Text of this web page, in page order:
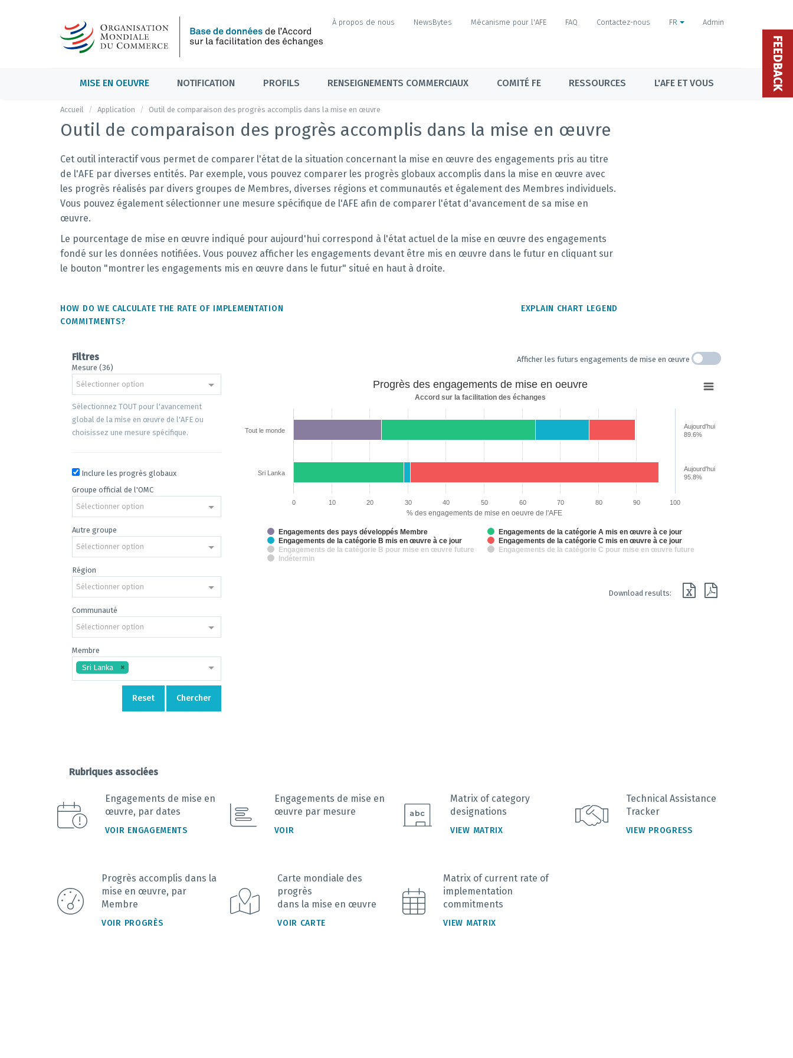
À propos de nous NewsBytes Mécanisme pour l'AFE FAQ Contactez-nous FR Admin
MISE EN OEUVRE NOTIFICATION PROFILS RENSEIGNEMENTS COMMERCIAUX COMITÉ FE RESSOURCES L'AFE ET VOUS
Accueil Application Outil de comparaison des progrès accomplis dans la mise en œuvre
Outil de comparaison des progrès accomplis dans la mise en œuvre
Cet outil interactif vous permet de comparer l'état de la situation concernant la mise en œuvre des engagements pris au titre
de l'AFE par diverses entités. Par exemple, vous pouvez comparer les progrès globaux accomplis dans la mise en œuvre avec
les progrès réalisés par divers groupes de Membres, diverses régions et communautés et également des Membres individuels.
Vous pouvez également sélectionner une mesure spécifique de l'AFE afin de comparer l'état d'avancement de sa mise en
œuvre.
Le pourcentage de mise en œuvre indiqué pour aujourd'hui correspond à l'état actuel de la mise en œuvre des engagements
fondé sur les données notifiées. Vous pouvez afficher les engagements devant être mis en œuvre dans le futur en cliquant sur
le bouton "montrer les engagements mis en œuvre dans le futur" situé en haut à droite.
HOW DO WE CALCULATE THE RATE OF IMPLEMENTATION
COMMITMENTS?
EXPLAIN CHART LEGEND
Filtres
Mesure (36)
Sélectionner option
Sélectionnez TOUT pour l'avancement
global de la mise en œuvre de l'AFE ou
choisissez une mesure spécifique.
Inclure les progrès globaux
Groupe official de l'OMC
Sélectionner option
Autre groupe
Sélectionner option
Région
Sélectionner option
Communauté
Sélectionner option
Membre
Sri Lanka
Reset Chercher
Afficher les futurs engagements de mise en œuvre
mise
Bar chart with 7 data series.
The chart has 2 X axes displaying categories and categories.
The chart has 1 Y axis displaying % des engagements de mise en oeuvre de l'AFE. Data ranges from 0 to 95.7983193277311.
% des engagements de mise en oeuvre de l'AFE
Progrès des engagements de mise en oeuvre
Accord sur la facilitation des échanges
Engagements des pays développés Membre
Engagements de la catégorie A mis en œuvre à ce jour
Engagements de la catégorie B mis en œuvre à ce jour
Engagements de la catégorie C mis en œuvre à ce jour
Engagements de la catégorie B pour mise en œuvre future
Engagements de la catégorie C pour mise en œuvre future
Indétermin
Tout le monde
Sri Lanka
Aujourd'hui
89.6%
Aujourd'hui
95.8%
0 10 20 30 40 50 60 70 80 90 100
Download results:
Rubriques associées
Engagements de mise en
œuvre, par dates
VOIR ENGAGEMENTS
Engagements de mise en
œuvre par mesure
VOIR
Matrix of category
designations
VIEW MATRIX
Technical Assistance
Tracker
VIEW PROGRESS
Progrès accomplis dans la
mise en œuvre, par
Membre
VOIR PROGRÈS
Carte mondiale des
progrès
dans la mise en œuvre
VOIR CARTE
Matrix of current rate of
implementation
commitments
VIEW MATRIX
FEEDBACK